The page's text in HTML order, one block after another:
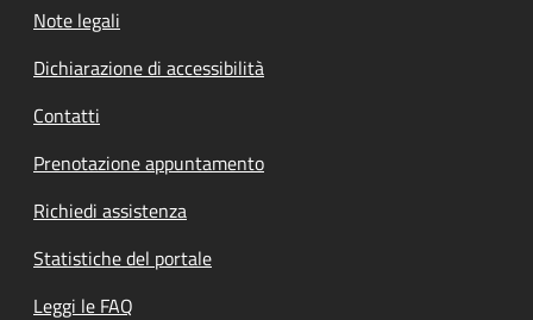
Note legali
Dichiarazione di accessibilità
Contatti
Prenotazione appuntamento
Richiedi assistenza
Statistiche del portale
Leggi le FAQ